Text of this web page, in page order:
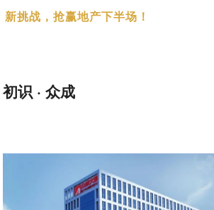
新挑战，抢赢地产下半场！
初识 · 众成